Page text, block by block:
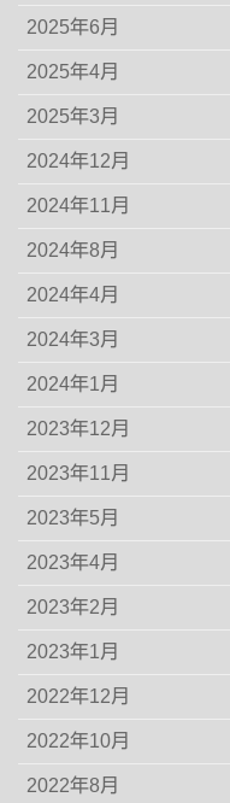
2025年6月
2025年4月
2025年3月
2024年12月
2024年11月
2024年8月
2024年4月
2024年3月
2024年1月
2023年12月
2023年11月
2023年5月
2023年4月
2023年2月
2023年1月
2022年12月
2022年10月
2022年8月